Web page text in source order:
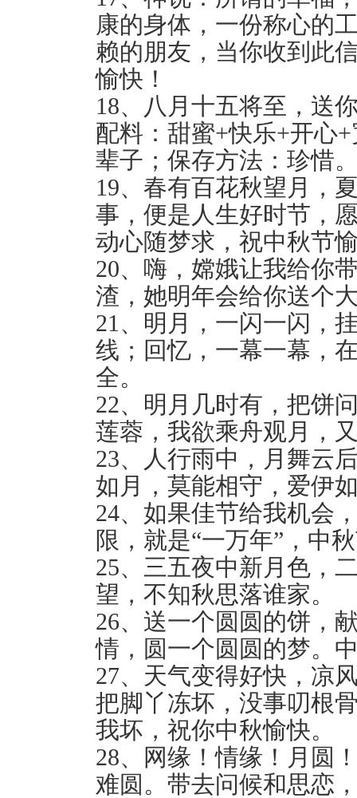
康的身体，一份称心的
赖的朋友，当你收到此
愉快！
18、八月十五将至，送
配料：甜蜜+快乐+开心
辈子；保存方法：珍惜
19、春有百花秋望月，
事，便是人生好时节，
动心随梦求，祝中秋节
20、嗨，嫦娥让我给你
渣，她明年会给你送个
21、明月，一闪一闪，
线；回忆，一幕一幕，
全。
22、明月几时有，把饼
莲蓉，我欲乘舟观月，
23、人行雨中，月舞云
如月，莫能相守，爱伊
24、如果佳节给我机会
限，就是“一万年”，中
25、三五夜中新月色，
望，不知秋思落谁家。
26、送一个圆圆的饼，
情，圆一个圆圆的梦。
27、天气变得好快，凉
把脚丫冻坏，没事叨根
我坏，祝你中秋愉快。
28、网缘！情缘！月圆
难圆。带去问候和思恋